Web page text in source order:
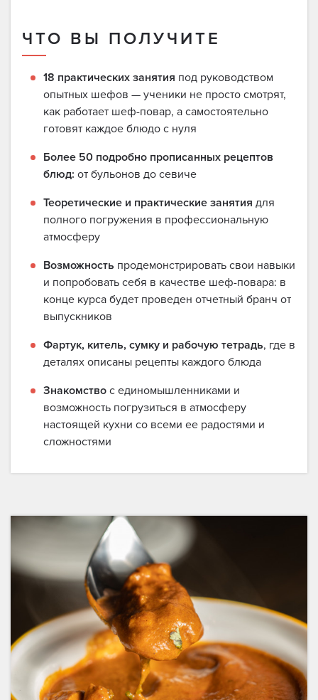
ЧТО ВЫ ПОЛУЧИТЕ
18 практических занятия под руководством
опытных шефов — ученики не просто смотрят,
как работает шеф-повар, а самостоятельно
готовят каждое блюдо с нуля
Более 50 подробно прописанных рецептов
блюд: от бульонов до севиче
Теоретические и практические занятия для
полного погружения в профессиональную
атмосферу
Возможность продемонстрировать свои навыки
и попробовать себя в качестве шеф-повара: в
конце курса будет проведен отчетный бранч от
выпускников
Фартук, китель, сумку и рабочую тетрадь, где в
деталях описаны рецепты каждого блюда
Знакомство с единомышленниками и
возможность погрузиться в атмосферу
настоящей кухни со всеми ее радостями и
сложностями